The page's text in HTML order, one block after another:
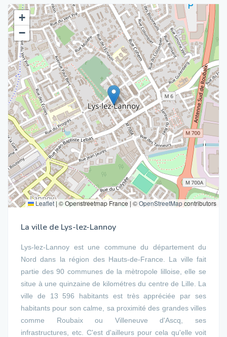
+
−
Leaflet | © Openstreetmap France | ©OpenStreetMapcontributors
La ville de Lys-lez-Lannoy
Lys-lez-Lannoy est une commune du département du
Nord dans la région des Hauts-de-France. La ville fait
partie des 90 communes de la mètropole lilloise, elle se
situe à une quinzaine de kilométres du centre de Lille. La
ville de 13 596 habitants est très appréciée par ses
habitants pour son calme, sa proximité des grandes villes
comme Roubaix ou Villeneuve d'Ascq, ses
infrastructures, etc. C'est d'ailleurs pour cela qu'elle voit